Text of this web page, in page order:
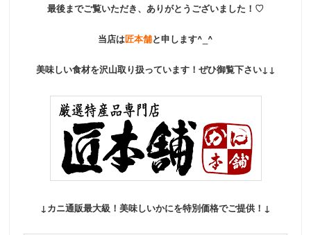
最後までご覧いただき、ありがとうございました！♡
当店は匠本舗と申します^_^
美味しい食材を沢山取り扱っています！ぜひ御覧下さい↓↓
↓カニ通販最大級！美味しいかにを特別価格でご提供！↓